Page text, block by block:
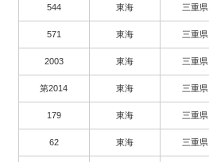
544 東海 三重県
571 東海 三重県
2003 東海 三重県
第2014 東海 三重県
179 東海 三重県
62 東海 三重県